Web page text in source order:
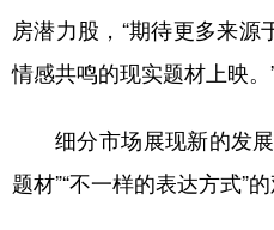
房潜力股，“期待更多来
情感共鸣的现实题材上映。
细分市场展现新的发
题材”“不一样的表达方式”